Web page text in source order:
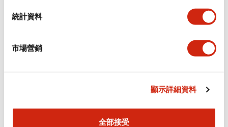
統計資料
市場營銷
顯示詳細資料
全部接受